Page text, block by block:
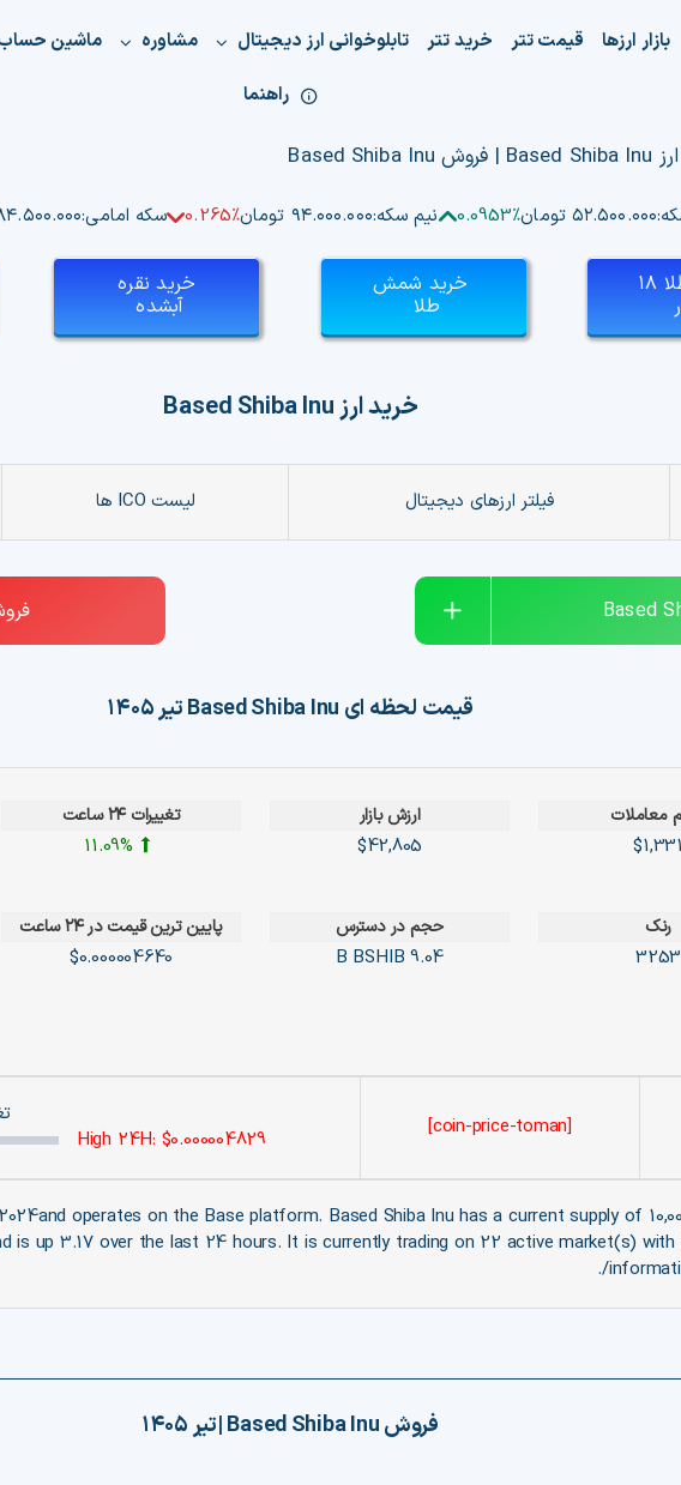
بازار ارزها قیمت تتر خرید تتر تابلوخوانی ارز دیجیتال مشاوره ماشین
راهنما
۵۲.۵۰۰.۰۰۰ تومان 0.0953% نیم سکه:۹۴.۰۰۰.۰۰۰ تومان 0.265% سکه امامی:۱۸۴.۵۰۰.۰۰۰
خرید طلا ۱۸ خرید شمش
طلا
خرید نقره
آبشده
خرید ارزBased Shiba Inu
فیلتر ارزهای دیجیتال لیست ICO ها
Based
قیمت لحظه ای Based Shiba Inuتیر ۱۴۰۵
تغییرات ۲۴ ساعت
11.09%
ارزش بازار
$42,805
معاملات
$1,331
پایین ترین قیمت در ۲۴ ساعت
$0.000004640
حجم در دسترس
9.04 B
BSHIB
رنک
3253
[coin-price-toman]
High 24H: $0.000004829
operates on the Base platform. Based Shiba Inu has a current supply of
is up 3.17 over the last 24 hours. It is currently trading on 22 active market(s)
فروشBased Shiba Inu
|تیر ۱۴۰۵